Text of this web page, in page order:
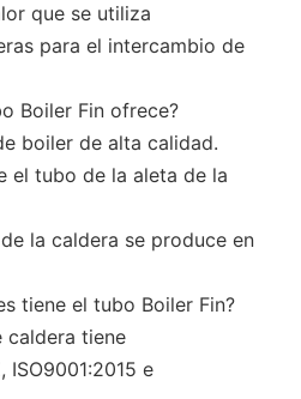
que se utiliza
para el intercambio de
Boiler Fin ofrece?
boiler de alta calidad.
el tubo de la aleta de la
la caldera se produce en
tiene el tubo Boiler Fin?
caldera tiene
ISO9001:2015 e